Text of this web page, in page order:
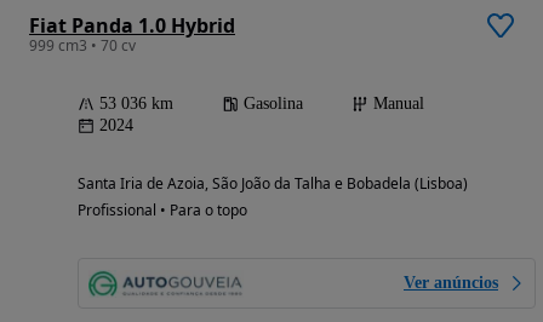
Fiat Panda 1.0 Hybrid
999 cm3 • 70 cv
53 036 km Gasolina
Manual
2024
Santa Iria de Azoia, São João da Talha e Bobadela (Lisboa)
Profissional • Para o topo
Ver anúncios